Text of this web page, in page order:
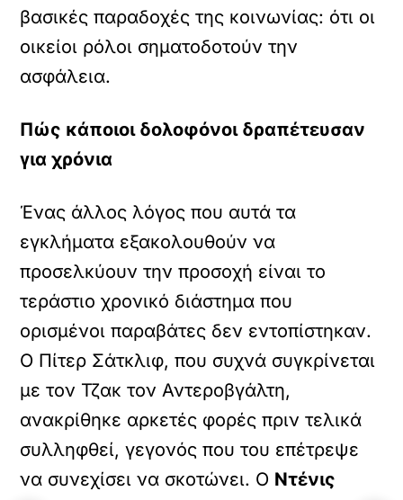
βασικές παραδοχές της κοινωνίας: ότι οι
οικείοι ρόλοι σηματοδοτούν την
ασφάλεια.
Πώς κάποιοι δολοφόνοι δραπέτευσαν
για χρόνια
Ένας άλλος λόγος που αυτά τα
εγκλήματα εξακολουθούν να
προσελκύουν την προσοχή είναι το
τεράστιο χρονικό διάστημα που
ορισμένοι παραβάτες δεν εντοπίστηκαν.
Ο Πίτερ Σάτκλιφ, που συχνά συγκρίνεται
με τον Τζακ τον Αντεροβγάλτη,
ανακρίθηκε αρκετές φορές πριν τελικά
συλληφθεί, γεγονός που του επέτρεψε
να συνεχίσει να σκοτώνει. Ο Ντένις